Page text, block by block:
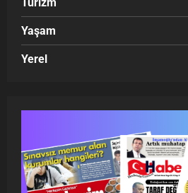
Yaşam
Yerel